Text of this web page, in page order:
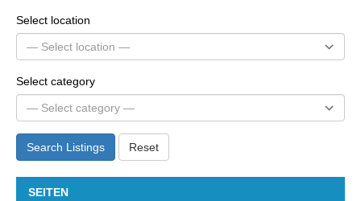
Select location
Select category
Search Listings Reset
SEITEN